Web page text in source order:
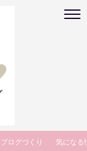
ブログづくり 気になる